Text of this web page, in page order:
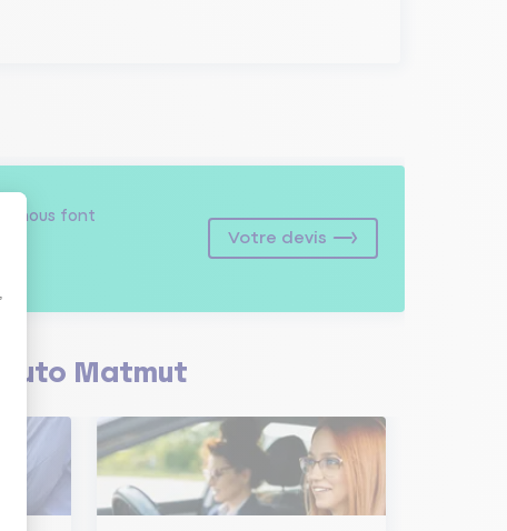
nous font
Votre devis
Auto Matmut